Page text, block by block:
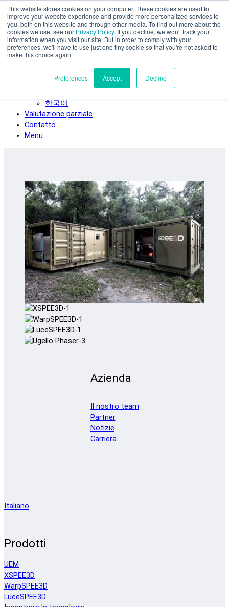
This website stores cookies on your computer. These cookies are used to
improve your website experience and provide more personalized services to
you, both on this website and through other media. To find out more about the
cookies we use, see our Privacy Policy. If you decline, we won't track your
information when you visit our site. But in order to comply with your
preferences, we'll have to use just one tiny cookie so that you're not asked to
make this choice again.
Preferences Accept Decline
Vai al contenuto principale
SPEE3D
Italiano
English
Español
Français
한국어
Valutazione parziale
Contatto
Menu
Azienda
Il nostro team
Partner
Notizie
Carriera
Italiano
Prodotti
UEM
XSPEE3D
WarpSPEE3D
LuceSPEE3D